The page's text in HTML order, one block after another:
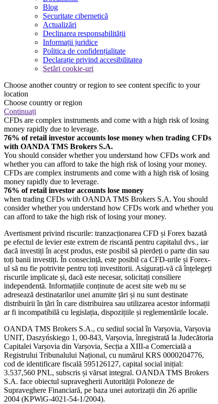
Blog
Securitate cibernetică
Actualizări
Declinarea responsabilității
Informații juridice
Politica de confidențialitate
Declarație privind accesibilitatea
Setări cookie-uri
Choose another country or region to see content specific to your
location
Choose country or region
Continuați
CFDs are complex instruments and come with a high risk of losing
money rapidly due to leverage.
76% of retail investor accounts lose money when trading CFDs
with OANDA TMS Brokers S.A.
You should consider whether you understand how CFDs work and
whether you can afford to take the high risk of losing your money.
CFDs are complex instruments and come with a high risk of losing
money rapidly due to leverage.
76% of retail investor accounts lose money
when trading CFDs with OANDA TMS Brokers S.A. You should
consider whether you understand how CFDs work and whether you
can afford to take the high risk of losing your money.
Avertisment privind riscurile: tranzacționarea CFD și Forex bazată
pe efectul de levier este extrem de riscantă pentru capitalul dvs., iar
dacă investiți în acest produs, este posibil să pierdeți o parte din sau
toți banii investiți. În consecință, este posibil ca CFD-urile și Forex-
ul să nu fie potrivite pentru toți investitorii. Asigurați-vă că înțelegeți
riscurile implicate și, dacă este necesar, solicitați consiliere
independentă. Informațiile conținute de acest site web nu se
adresează destinatarilor unei anumite țări și nu sunt destinate
distribuirii în țări în care distribuirea sau utilizarea acestor informații
ar fi incompatibilă cu legislația, dispozițiile și reglementările locale.
OANDA TMS Brokers S.A., cu sediul social în Varșovia, Varșovia
UNIT, Daszyńskiego 1, 00-843, Varșovia, înregistrată la Judecătoria
Capitalei Varșovia din Varșovia, Secția a XIII-a Comercială a
Registrului Tribunalului Național, cu numărul KRS 0000204776,
cod de identificare fiscală 595126127, capital social inițial:
3.537,560 PNL, subscris și vărsat integral. OANDA TMS Brokers
S.A. face obiectul supravegherii Autorității Poloneze de
Supraveghere Financiară, pe baza unei autorizații din 26 aprilie
2004 (KPWiG-4021-54-1/2004).